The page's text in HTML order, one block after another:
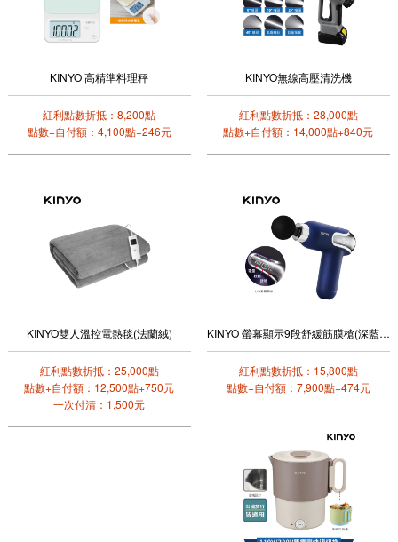
KINYO 高精準料理秤
紅利點數折抵：8,200點
點數+自付額：4,100點+246元
KINYO無線高壓清洗機
紅利點數折抵：28,000點
點數+自付額：14,000點+840元
KINYO雙人溫控電熱毯(法蘭絨)
紅利點數折抵：25,000點
點數+自付額：12,500點+750元
一次付清：1,500元
KINYO 螢幕顯示9段舒緩筋膜槍(深藍色)
紅利點數折抵：15,800點
點數+自付額：7,900點+474元